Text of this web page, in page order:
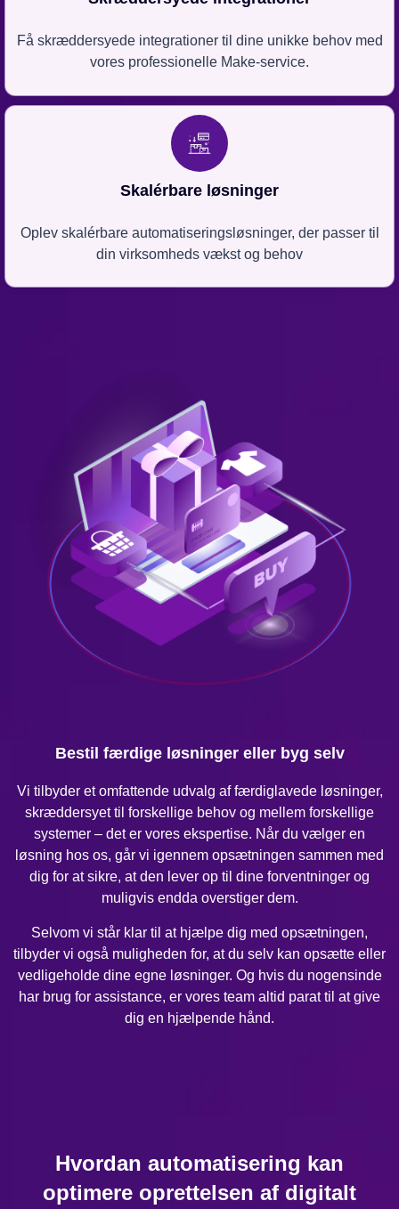
Få skræddersyede integrationer til dine unikke behov med
vores professionelle Make-service.
Skalérbare løsninger
Oplev skalérbare automatiseringsløsninger, der passer til
din virksomheds vækst og behov
Bestil færdige løsninger eller byg selv
Vi tilbyder et omfattende udvalg af færdiglavede løsninger,
skræddersyet til forskellige behov og mellem forskellige
systemer – det er vores ekspertise. Når du vælger en
løsning hos os, går vi igennem opsætningen sammen med
dig for at sikre, at den lever op til dine forventninger og
muligvis endda overstiger dem.
Selvom vi står klar til at hjælpe dig med opsætningen,
tilbyder vi også muligheden for, at du selv kan opsætte eller
vedligeholde dine egne løsninger. Og hvis du nogensinde
har brug for assistance, er vores team altid parat til at give
dig en hjælpende hånd.
Hvordan automatisering kan
optimere oprettelsen af digitalt